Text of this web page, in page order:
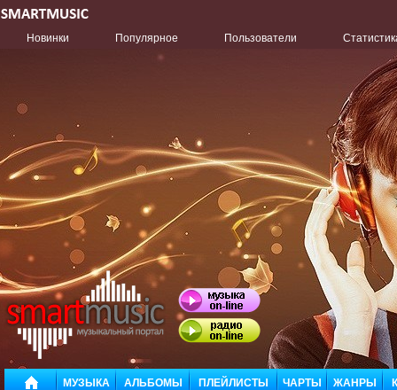
Новинки Популярное Пользователи
МУЗЫКА АЛЬБОМЫ ПЛЕЙЛИСТЫ ЧАРТЫ ЖАНРЫ